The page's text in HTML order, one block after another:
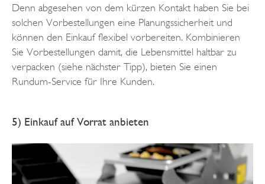
Denn abgesehen von dem kürzen Kontakt haben Sie bei
solchen Vorbestellungen eine Planungssicherheit und
können den Einkauf flexibel vorbereiten. Kombinieren
Sie Vorbestellungen damit, die Lebensmittel haltbar zu
verpacken (siehe nächster Tipp), bieten Sie einen
Rundum-Service für Ihre Kunden.
5) Einkauf auf Vorrat anbieten